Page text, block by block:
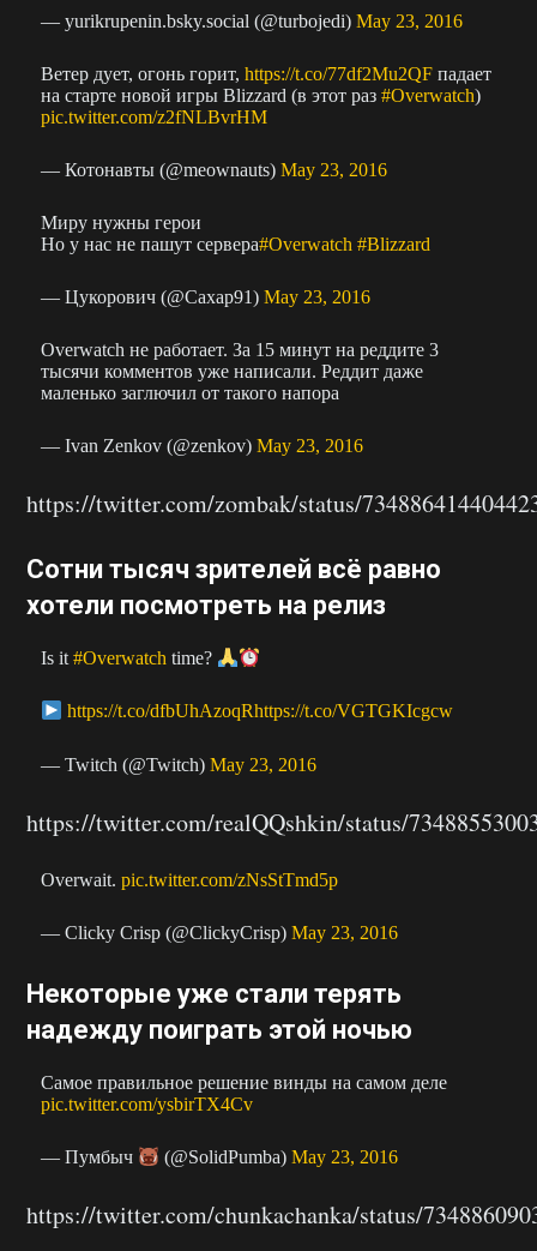
— yurikrupenin.bsky.social (@turbojedi)May 23, 2016
Ветер дует, огонь горит,https://t.co/77df2Mu2QF падает
на старте новой игры Blizzard (в этот раз#Overwatch)
pic.twitter.com/z2fNLBvrHM
— Котонавты (@meownauts)May 23, 2016
Миру нужны герои
Но у нас не пашут сервера#Overwatch #Blizzard
— Цукорович (@Caxap91)May 23, 2016
Overwatch не работает. За 15 минут на реддите 3
тысячи комментов уже написали. Реддит даже
маленько заглючил от такого напора
— Ivan Zenkov (@zenkov)May 23, 2016
https://twitter.com/zombak/status/
Сотни тысяч зрителей всё равно
хотели посмотреть на релиз
Is it#Overwatch time?
https://t.co/dfbUhAzoqRhttps://t.co/VGTGKIcgcw
— Twitch (@Twitch)May 23, 2016
https://twitter.com/realQQshkin/status/
Overwait.pic.twitter.com/zNsStTmd5p
— Clicky Crisp (@ClickyCrisp)May 23, 2016
Некоторые уже стали терять
надежду поиграть этой ночью
Самое правильное решение винды на самом деле
pic.twitter.com/ysbirTX4Cv
— Пумбыч (@SolidPumba)May 23, 2016
https://twitter.com/chunkachanka/status/